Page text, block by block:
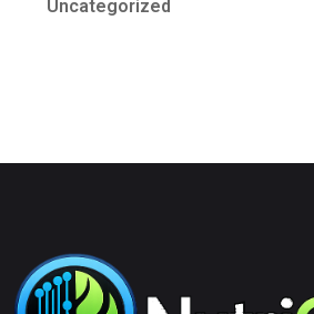
Uncategorized